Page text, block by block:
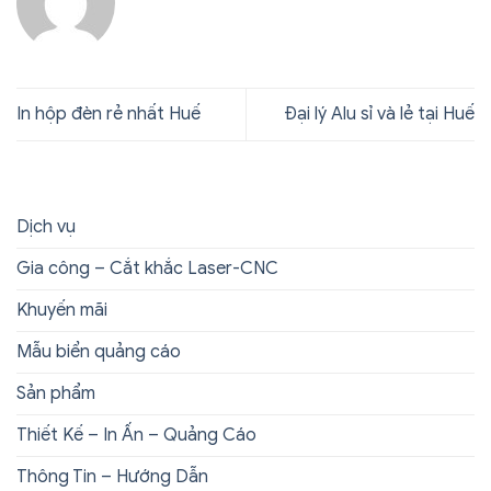
In hộp đèn rẻ nhất Huế Đại lý Alu sỉ và lẻ tại Huế
Dịch vụ
Gia công – Cắt khắc Laser-CNC
Khuyến mãi
Mẫu biển quảng cáo
Sản phẩm
Thiết Kế – In Ấn – Quảng Cáo
Thông Tin – Hướng Dẫn